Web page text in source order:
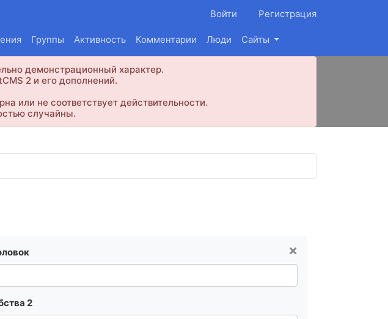
Войти Регистрация
Группы Активность Комментарии Люди Сайты
демонстрационный характер.
2 и его дополнений.
или не соответствует действительности.
случайны.
×
2